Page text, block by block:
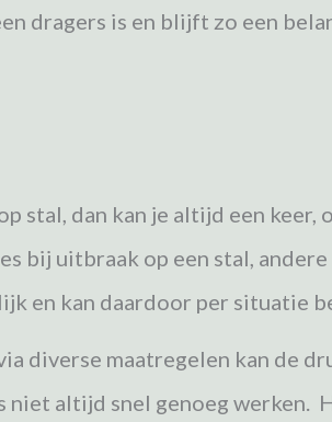
dragers is en blijft zo een
stal, dan kan je altijd een
bij uitbraak op een stal,
en kan daardoor per situatie
diverse maatregelen kan de
altijd snel genoeg werken.